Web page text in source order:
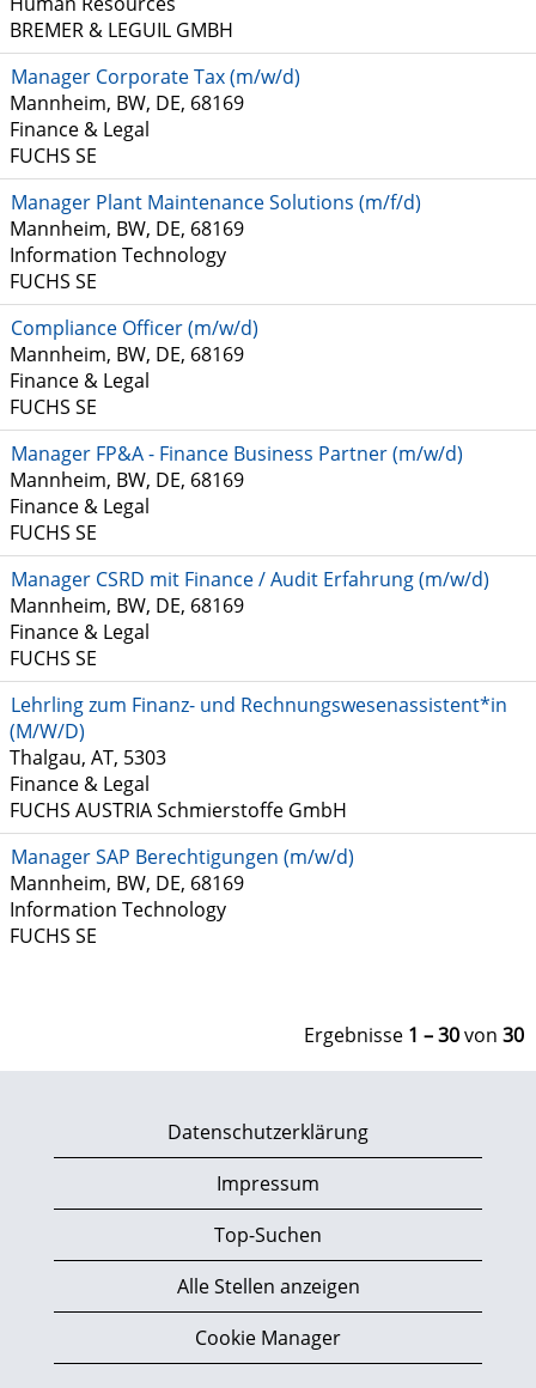
BREMER & LEGUIL GMBH
Manager Corporate Tax (m/w/d)
Mannheim, BW, DE, 68169
Finance & Legal
FUCHS SE
Manager Plant Maintenance Solutions (m/f/d)
Mannheim, BW, DE, 68169
Information Technology
FUCHS SE
Compliance Officer (m/w/d)
Mannheim, BW, DE, 68169
Finance & Legal
FUCHS SE
Manager FP&A - Finance Business Partner (m/w/d)
Mannheim, BW, DE, 68169
Finance & Legal
FUCHS SE
Manager CSRD mit Finance / Audit Erfahrung (m/w/d)
Mannheim, BW, DE, 68169
Finance & Legal
FUCHS SE
Lehrling zum Finanz- und Rechnungswesenassistent*in
(M/W/D)
Thalgau, AT, 5303
Finance & Legal
FUCHS AUSTRIA Schmierstoffe GmbH
Manager SAP Berechtigungen (m/w/d)
Mannheim, BW, DE, 68169
Information Technology
FUCHS SE
Ergebnisse 1 – 30von 30
Datenschutzerklärung
Impressum
Top-Suchen
Alle Stellen anzeigen
Cookie Manager